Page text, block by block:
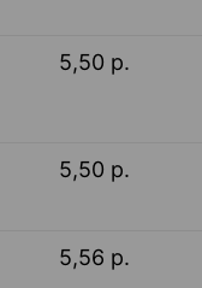
5,50 р.
5,50 р.
5,56 р.